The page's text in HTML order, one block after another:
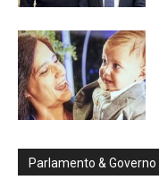
Parlamento & Governo